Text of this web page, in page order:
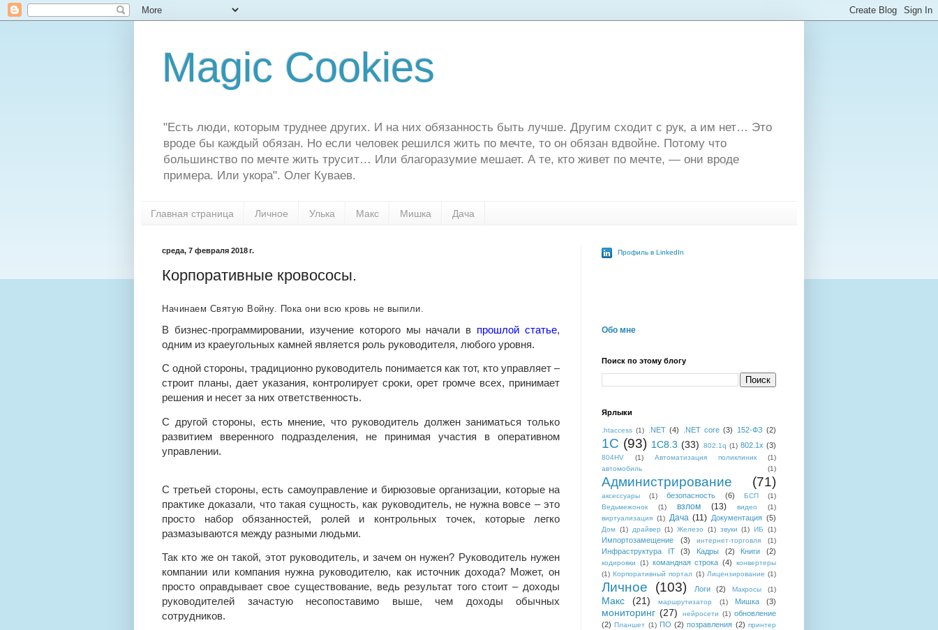
Magic Cookies
"Есть люди, которым труднее других. И на них обязанность быть лучше. Другим сходит с рук, а им нет… Это
вроде бы каждый обязан. Но если человек решился жить по мечте, то он обязан вдвойне. Потому что
большинство по мечте жить трусит… Или благоразумие мешает. А те, кто живет по мечте, — они вроде
примера. Или укора". Олег Куваев.
Главная страница Личное Улька Макс Мишка Дача
среда, 7 февраля 2018 г.
Корпоративные кровососы.
Начинаем Святую Войну. Пока они всю кровь не выпили.
В бизнес-программировании, изучение которого мы начали в прошлой статье,
одним из краеугольных камней является роль руководителя, любого уровня.
С одной стороны, традиционно руководитель понимается как тот, кто управляет –
строит планы, дает указания, контролирует сроки, орет громче всех, принимает
решения и несет за них ответственность.
С другой стороны, есть мнение, что руководитель должен заниматься только
развитием вверенного подразделения, не принимая участия в оперативном
управлении.
С третьей стороны, есть самоуправление и бирюзовые организации, которые на
практике доказали, что такая сущность, как руководитель, не нужна вовсе – это
просто набор обязанностей, ролей и контрольных точек, которые легко
размазываются между разными людьми.
Так кто же он такой, этот руководитель, и зачем он нужен? Руководитель нужен
компании или компания нужна руководителю, как источник дохода? Может, он
просто оправдывает свое существование, ведь результат того стоит – доходы
руководителей зачастую несопоставимо выше, чем доходы обычных
сотрудников.
Профиль в LinkedIn
Обо мне
Поиск по этому блогу
Ярлыки
.htaccess (1) .NET (4) .NET core (3) 152-ФЗ (2)
1С (93) 1C8.3 (33) 802.1q (1) 802.1x (3)
804HV (1) Автоматизация поликлиник
(1)
автомобиль
(1)
Администрирование (71)
аксессуары (1) безопасность (6) БСП
(1)
Ведьмежонок
(1) взлом (13) видео
(1)
виртуализация (1) Дача (11) Документация (5)
Дом (1) драйвер (1) Железо (1) звуки (1) ИБ (1)
Импортозамещение (3) интернет-торговля (1)
Инфраструктура IT (3) Кадры (2) Книги (2)
кодировки (1) командная строка (4)
конвертеры
(1) Корпоративный портал (1) Лицензирование (1)
Личное (103) Логи (2) Макросы (1)
Макс (21) маршрутизатор (1) Мишка (3)
мониторинг (27) нейросети (1) обновление
(2) Планшет (1) ПО (2) позравления (2) принтер